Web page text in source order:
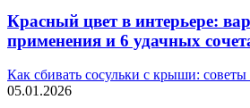
Красный цвет в интерьере:
применения и 6 удачных
Как сбивать сосульки с крыши:
05.01.2026